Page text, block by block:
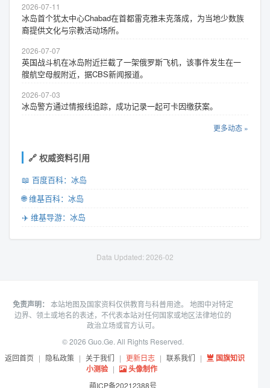
2026-07-11
冰岛首个犹太中心Chabad在首都雷克雅未克落成，为当地少数族
裔提供文化与宗教活动场所。
2026-07-07
英国战斗机在冰岛附近拦截了一架俄罗斯飞机，该事件发生在一
艘航空母舰附近，据CBS新闻报道。
2026-07-03
冰岛警方通过情报线追踪，成功记录一起可卡因缴获案。
更多动态 »
🔗 权威资料引用
📖 百度百科：冰岛
🌐 维基百科：冰岛
✈️ 维基导游：冰岛
Data Updated: 2026-02
免责声明： 本站地图及国家资料仅供教育与科普用途。 地图中对特定
边界、领土或地名的表述，不代表本站对任何国家或地区法律地位的
政治立场或官方认可。
© 2026 Guo.Ge. All Rights Reserved.
返回首页 | 隐私政策 | 关于我们 | 更新日志 | 联系我们 |
国旗知识
小测验 | 头像制作
萌ICP备20212388号